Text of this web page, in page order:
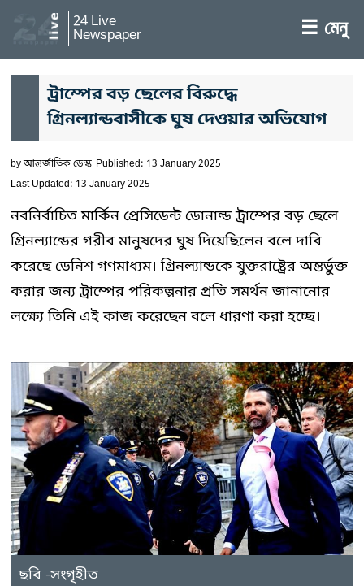
24 Live
Newspaper ☰ মেনু
ট্রাম্পের বড় ছেলের বিরুদ্ধে
গ্রিনল্যান্ডবাসীকে ঘুষ দেওয়ার অভিযোগ
byআন্তর্জাতিক ডেস্ক Published: 13 January 2025
Last Updated: 13 January 2025
নবনির্বাচিত মার্কিন প্রেসিডেন্ট ডোনাল্ড ট্রাম্পের বড় ছেলে
গ্রিনল্যান্ডের গরীব মানুষদের ঘুষ দিয়েছিলেন বলে দাবি
করেছে ডেনিশ গণমাধ্যম। গ্রিনল্যান্ডকে যুক্তরাষ্ট্রের অন্তর্ভুক্ত
করার জন্য ট্রাম্পের পরিকল্পনার প্রতি সমর্থন জানানোর
লক্ষ্যে তিনি এই কাজ করেছেন বলে ধারণা করা হচ্ছে।
ছবি -সংগৃহীত